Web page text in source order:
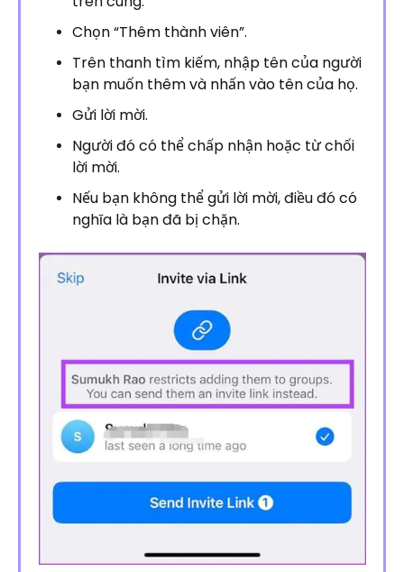
Chọn “Thêm thành viên”.
Trên thanh tìm kiếm, nhập tên của người
bạn muốn thêm và nhấn vào tên của họ.
Gửi lời mời.
Người đó có thể chấp nhận hoặc từ chối
lời mời.
Nếu bạn không thể gửi lời mời, điều đó có
nghĩa là bạn đã bị chặn.